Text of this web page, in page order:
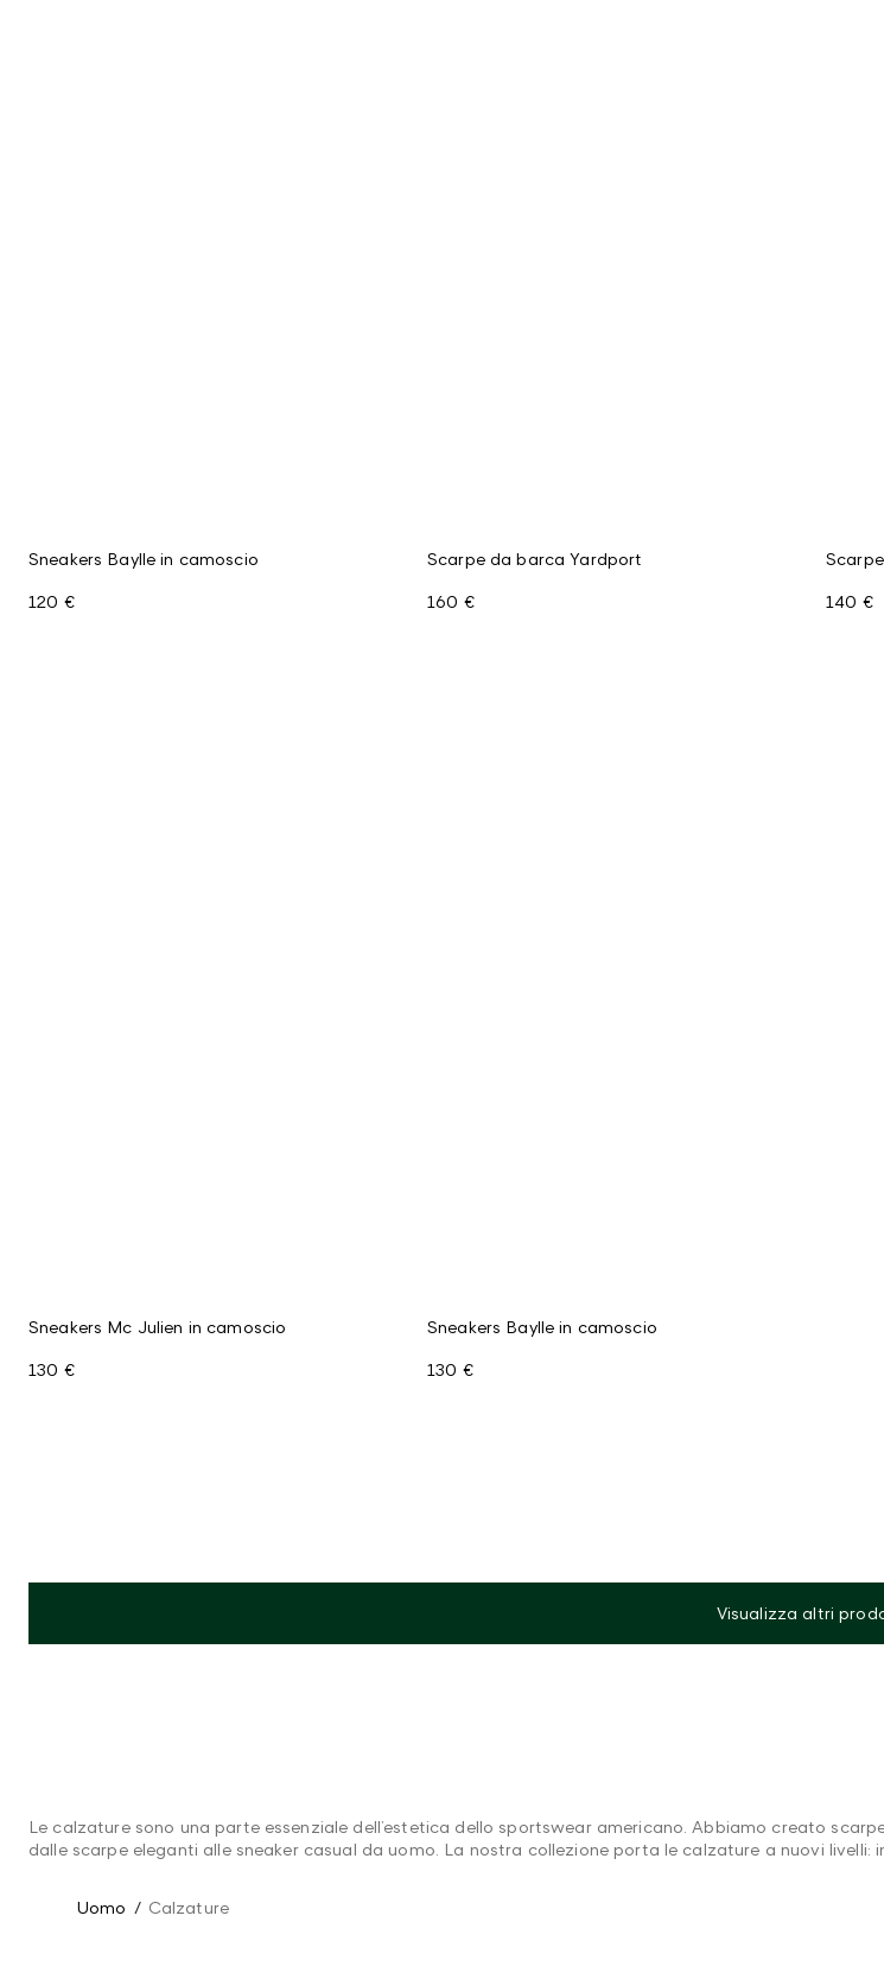
Sneakers Baylle in camoscio
120 €
Scarpe da barca Yardport
160 € 140 €
Sneakers Mc Julien in camoscio
130 €
Sneakers Baylle in camoscio
130 €
Visualizza altri
Le calzature sono una parte essenziale dell’estetica dello sportswear americano. Abbiamo creato
dalle scarpe eleganti alle sneaker casual da uomo. La nostra collezione porta le calzature a nuovi livelli:
Uomo / Calzature